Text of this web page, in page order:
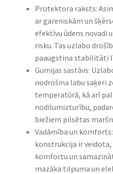
Protektora raksts:
ar gareniskām un
efektīvu ūdens novadi
risku. Tas uzlabo
paaugstina stabilitāti
Gumijas sastāvs:
nodrošina labu saķeri
temperatūrā, kā arī
nodilumizturību,
biežiem pilsētas
Vadāmība un
konstrukcija ir
komfortu un
mazāka tilpuma un